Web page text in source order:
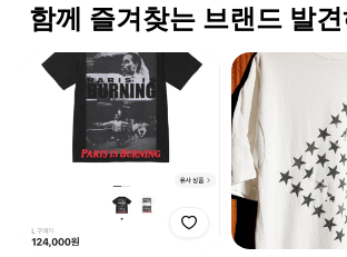
함께 즐겨찾는 브랜드 발견